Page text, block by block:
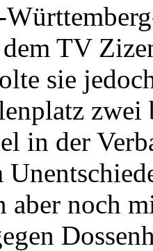
dem TV
sie
in der
aber noch